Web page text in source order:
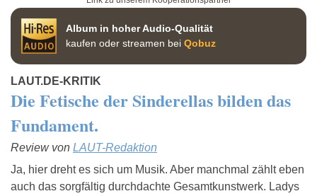
Album in hoher Audio-Qualität
kaufen oder streamen bei Qobuz
LAUT.DE-KRITIK
Die Fetische der Sinderellas bilden das
Fundament.
Review von LAUT-Redaktion
Ja, hier dreht es sich um Musik. Aber manchmal zählt eben
auch das sorgfältig durchdachte Gesamtkunstwerk. Ladys